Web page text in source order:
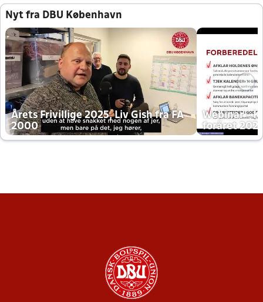
Nyt fra DBU København
Årets Frivillige 2025, Liv Gish fra FA
2000
Webinar -
foråret